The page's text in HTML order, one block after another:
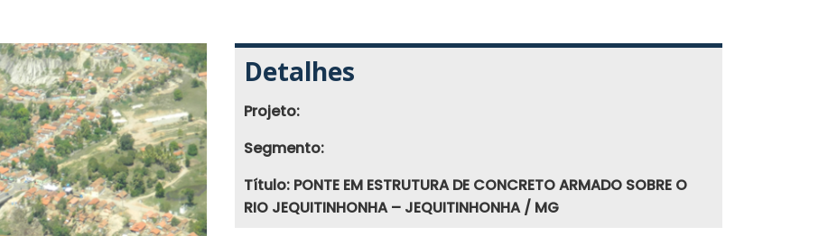
Detalhes
Projeto:
Segmento:
Título: PONTE EM ESTRUTURA DE CONCRETO ARMADO SOBRE O
RIO JEQUITINHONHA – JEQUITINHONHA / MG